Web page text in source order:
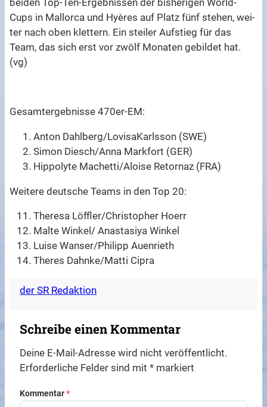
Cups in Mallorca und Hyères auf Platz fünf stehen, wei-
ter nach oben klettern. Ein steiler Aufstieg für das
Team, das sich erst vor zwölf Monaten gebildet hat.
(vg)
Gesamtergebnisse 470er-EM:
Anton Dahlberg/LovisaKarlsson (SWE)
Simon Diesch/Anna Markfort (GER)
Hippolyte Machetti/Aloise Retornaz (FRA)
Weitere deutsche Teams in den Top 20:
Theresa Löffler/Christopher Hoerr
Malte Winkel/ Anastasiya Winkel
Luise Wanser/Philipp Auenrieth
Theres Dahnke/Matti Cipra
der SR Redaktion
Schreibe einen Kommentar
Deine E-Mail-Adresse wird nicht veröffentlicht.
Erforderliche Felder sind mit* markiert
Kommentar*